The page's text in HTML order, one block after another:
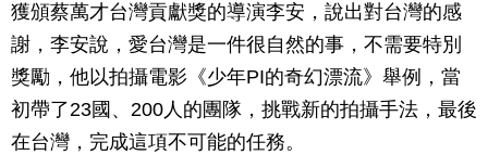
獲頒蔡萬才台灣貢獻獎的導演李安，說出對台灣的感
謝，李安說，愛台灣是一件很自然的事，不需要特別
獎勵，他以拍攝電影《少年PI的奇幻漂流》舉例，當
初帶了23國、200人的團隊，挑戰新的拍攝手法，最後
在台灣，完成這項不可能的任務。